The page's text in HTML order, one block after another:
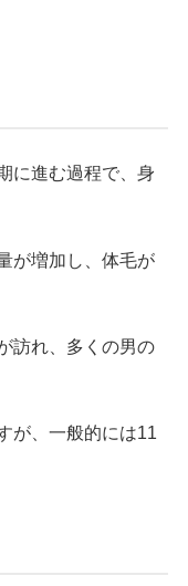
に進む過程で、身
が増加し、体毛が
訪れ、多くの男の
が、一般的には11